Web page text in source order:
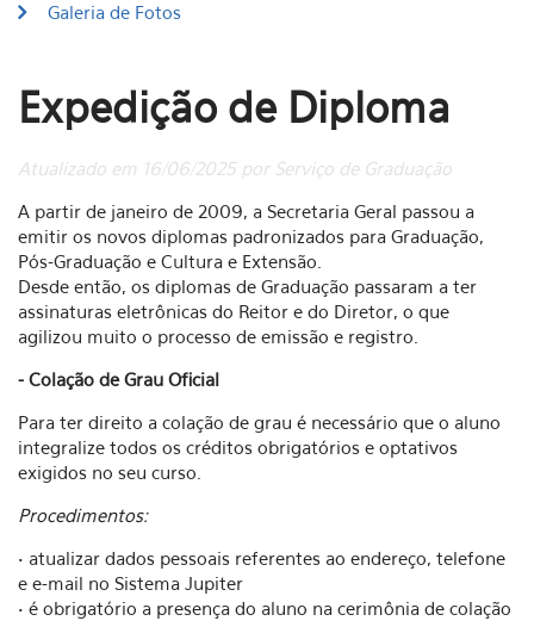
Galeria de Fotos
Expedição de Diploma
Atualizado em 16/06/2025 por Serviço de Graduação
A partir de janeiro de 2009, a Secretaria Geral passou a
emitir os novos diplomas padronizados para Graduação,
Pós-Graduação e Cultura e Extensão.
Desde então, os diplomas de Graduação passaram a ter
assinaturas eletrônicas do Reitor e do Diretor, o que
agilizou muito o processo de emissão e registro.
- Colação de Grau Oficial
Para ter direito a colação de grau é necessário que o aluno
integralize todos os créditos obrigatórios e optativos
exigidos no seu curso.
Procedimentos:
• atualizar dados pessoais referentes ao endereço, telefone
e e-mail no Sistema Jupiter
• é obrigatório a presença do aluno na cerimônia de colação